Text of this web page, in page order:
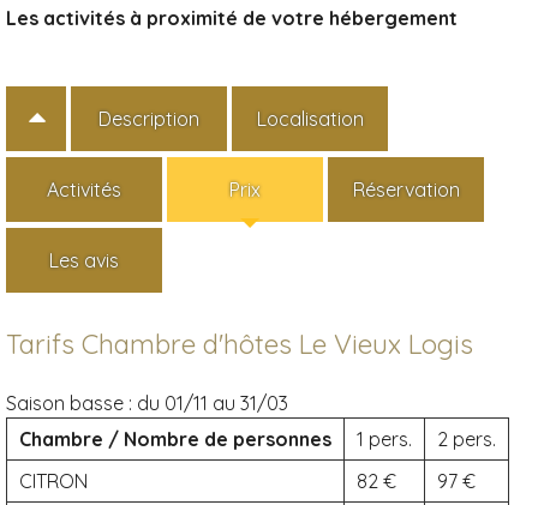
Les activités à proximité de votre hébergement
Description Localisation
Activités Prix Réservation
Les avis
Tarifs Chambre d'hôtes Le Vieux Logis
Saison basse : du 01/11 au 31/03
Chambre / Nombre de personnes
1 pers.
2 pers.
CITRON
82
97